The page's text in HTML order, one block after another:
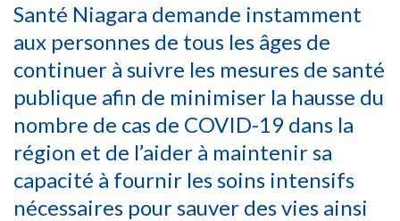
Santé Niagara demande instamment
aux personnes de tous les âges de
continuer à suivre les mesures de santé
publique afin de minimiser la hausse du
nombre de cas de COVID-19 dans la
région et de l’aider à maintenir sa
capacité à fournir les soins intensifs
nécessaires pour sauver des vies ainsi